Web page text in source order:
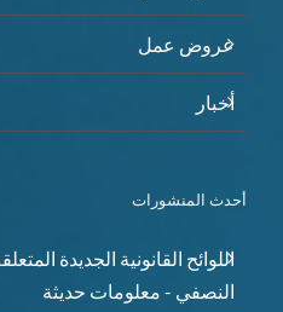
عروض عمل
أخبار
أحدث المنشورات
النصفي - معلومات حديثة